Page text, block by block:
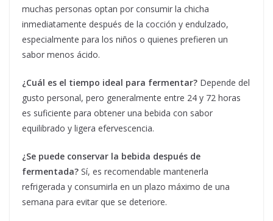
muchas personas optan por consumir la chicha
inmediatamente después de la cocción y endulzado,
especialmente para los niños o quienes prefieren un
sabor menos ácido.
¿Cuál es el tiempo ideal para fermentar? Depende del
gusto personal, pero generalmente entre 24 y 72 horas
es suficiente para obtener una bebida con sabor
equilibrado y ligera efervescencia.
¿Se puede conservar la bebida después de
fermentada? Sí, es recomendable mantenerla
refrigerada y consumirla en un plazo máximo de una
semana para evitar que se deteriore.